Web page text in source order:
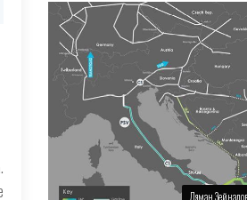
Ляман